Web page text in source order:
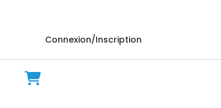
Connexion/Inscription